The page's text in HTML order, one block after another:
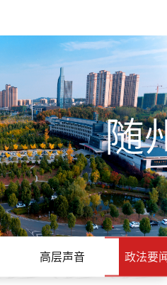
随
高层声音 政法要